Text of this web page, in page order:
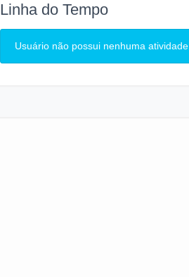
Linha do Tempo
Usuário não possui nenhuma atividade.